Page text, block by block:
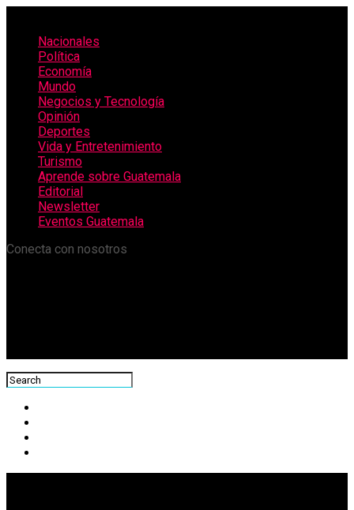
Nacionales
Política
Economía
Mundo
Negocios y Tecnología
Opinión
Deportes
Vida y Entretenimiento
Turismo
Aprende sobre Guatemala
Editorial
Newsletter
Eventos Guatemala
Conecta con nosotros